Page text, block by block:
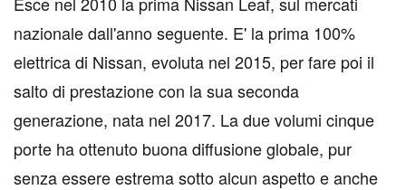
nazionale dall'anno seguente. E' la prima 100%
elettrica di Nissan, evoluta nel 2015, per fare poi il
salto di prestazione con la sua seconda
generazione, nata nel 2017. La due volumi cinque
porte ha ottenuto buona diffusione globale, pur
senza essere estrema sotto alcun aspetto e anche